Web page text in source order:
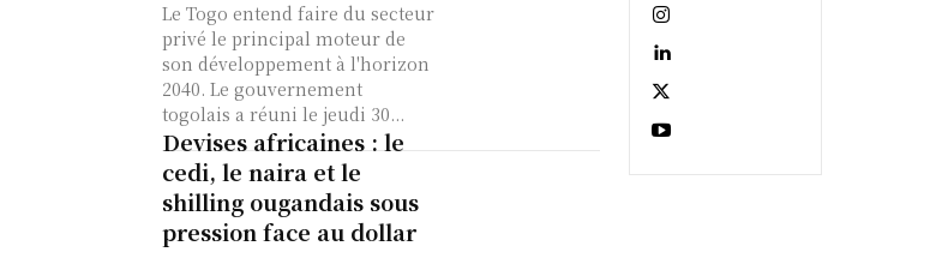
Le Togo entend faire du secteur
privé le principal moteur de
son développement à l'horizon
2040. Le gouvernement
togolais a réuni le jeudi 30...
Devises africaines : le
cedi, le naira et le
shilling ougandais sous
pression face au dollar